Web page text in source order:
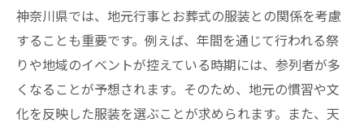
神奈川県では、地元行事とお葬式の服装との関係を考慮
することも重要です。例えば、年間を通じて行われる祭
りや地域のイベントが控えている時期には、参列者が多
くなることが予想されます。そのため、地元の慣習や文
化を反映した服装を選ぶことが求められます。また、天